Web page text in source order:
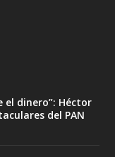
el dinero”: Héctor
del PAN